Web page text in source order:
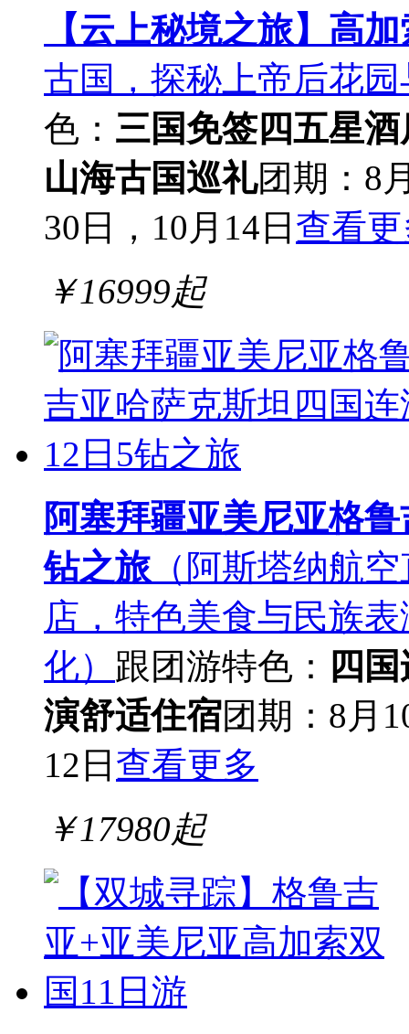
【云上秘境之旅】高
古国，探秘上帝后花
色： 三国免签四五星酒
山海古国巡礼团期：8
30日，10月14日 查看
￥16999起
阿塞拜疆亚美尼亚格
钻之旅 （阿斯塔纳航
店，特色美食与民族
化） 跟团游特色：
四
演舒适住宿团期：8月
12日 查看更多
￥17980起